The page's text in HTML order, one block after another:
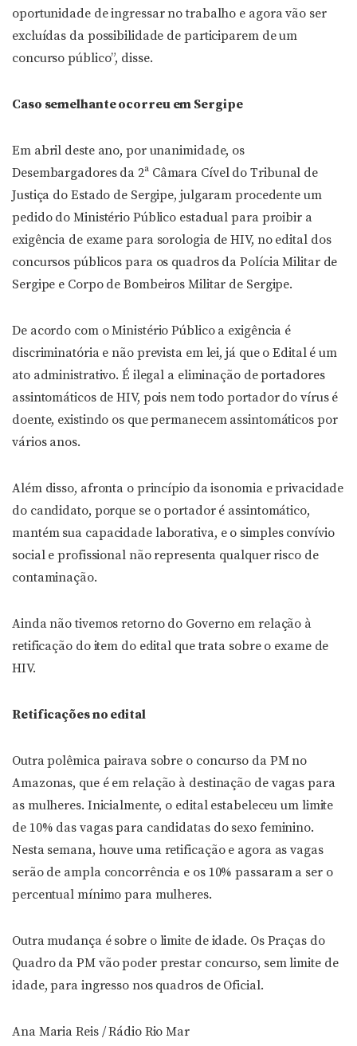
oportunidade de ingressar no trabalho e agora vão ser
excluídas da possibilidade de participarem de um
concurso público”, disse.
Caso semelhante ocorreu em Sergipe
Em abril deste ano, por unanimidade, os
Desembargadores da 2ª Câmara Cível do Tribunal de
Justiça do Estado de Sergipe, julgaram procedente um
pedido do Ministério Público estadual para proibir a
exigência de exame para sorologia de HIV, no edital dos
concursos públicos para os quadros da Polícia Militar de
Sergipe e Corpo de Bombeiros Militar de Sergipe.
De acordo com o Ministério Público a exigência é
discriminatória e não prevista em lei, já que o Edital é um
ato administrativo. É ilegal a eliminação de portadores
assintomáticos de HIV, pois nem todo portador do vírus é
doente, existindo os que permanecem assintomáticos por
vários anos.
Além disso, afronta o princípio da isonomia e privacidade
do candidato, porque se o portador é assintomático,
mantém sua capacidade laborativa, e o simples convívio
social e profissional não representa qualquer risco de
contaminação.
Ainda não tivemos retorno do Governo em relação à
retificação do item do edital que trata sobre o exame de
HIV.
Retificações no edital
Outra polêmica pairava sobre o concurso da PM no
Amazonas, que é em relação à destinação de vagas para
as mulheres. Inicialmente, o edital estabeleceu um limite
de 10% das vagas para candidatas do sexo feminino.
Nesta semana, houve uma retificação e agora as vagas
serão de ampla concorrência e os 10% passaram a ser o
percentual mínimo para mulheres.
Outra mudança é sobre o limite de idade. Os Praças do
Quadro da PM vão poder prestar concurso, sem limite de
idade, para ingresso nos quadros de Oficial.
Ana Maria Reis / Rádio Rio Mar